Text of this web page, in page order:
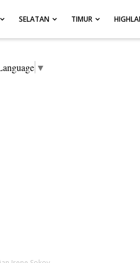
SELATAN TIMUR
▼